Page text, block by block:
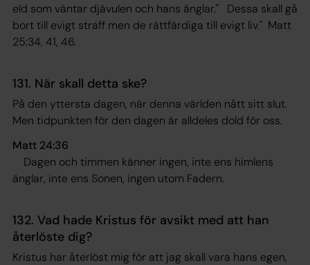
eld som väntar djävulen och hans änglar." Dessa skall gå
bort till evigt straff men de rättfärdiga till evigt liv." Matt
25:34, 41, 46.
131. När skall detta ske?
På den yttersta dagen, när denna världen nått sitt slut.
Men tidpunkten för den dagen är alldeles dold för oss.
Matt 24:36
Dagen och timmen känner ingen, inte ens himlens
änglar, inte ens Sonen, ingen utom Fadern.
132. Vad hade Kristus för avsikt med att han
återlöste dig?
Kristus har återlöst mig för att jag skall vara hans egen,